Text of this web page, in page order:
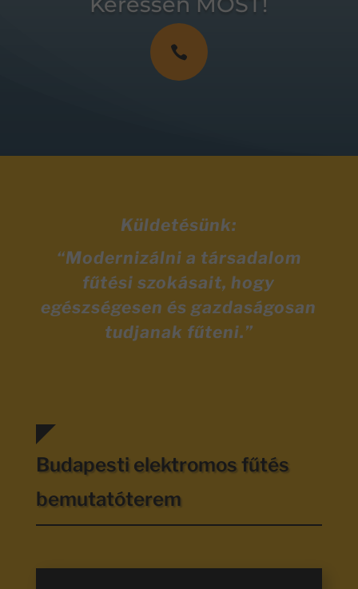

Küldetésünk:
“Modernizálni a társadalom
fűtési szokásait, hogy
egészségesen és gazdaságosan
tudjanak fűteni.”
Budapesti elektromos fűtés
bemutatóterem